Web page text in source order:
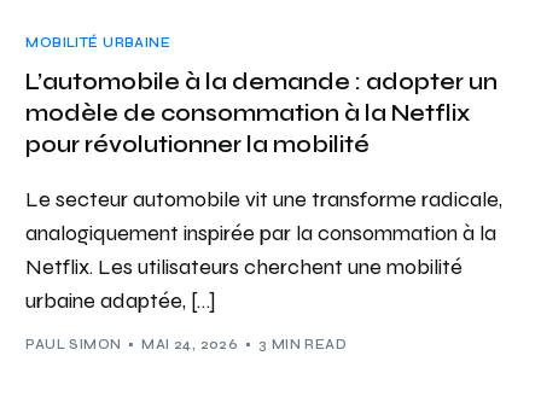
MOBILITÉ URBAINE
L’automobile à la demande : adopter un
modèle de consommation à la Netflix
pour révolutionner la mobilité
Le secteur automobile vit une transforme radicale,
analogiquement inspirée par la consommation à la
Netflix. Les utilisateurs cherchent une mobilité
urbaine adaptée, […]
PAUL SIMON MAI 24, 2026 3 MIN READ